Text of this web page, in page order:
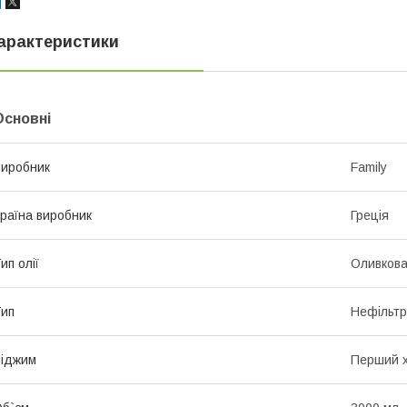
Family
виробник Греція
олії Оливкова
Перший